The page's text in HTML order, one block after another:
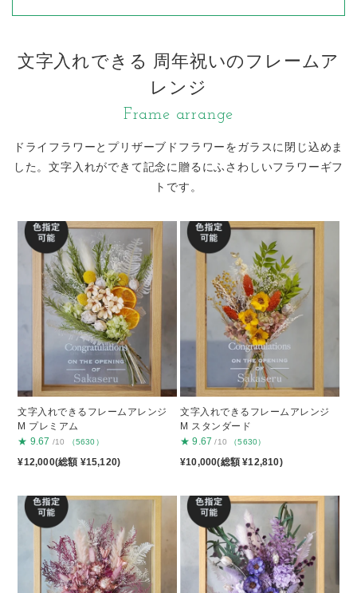
文字入れできる 周年祝いのフレームア
レンジ
Frame arrange
ドライフラワーとプリザーブドフラワーをガラスに閉じ込めま
した。文字入れができて記念に贈るにふさわしいフラワーギフ
トです。
文字入れできるフレームアレンジ
M プレミアム
★ 9.67 /10 （5630）
¥12,000(総額 ¥15,120)
文字入れできるフレームアレンジ
M スタンダード
★ 9.67 /10 （5630）
¥10,000(総額 ¥12,810)